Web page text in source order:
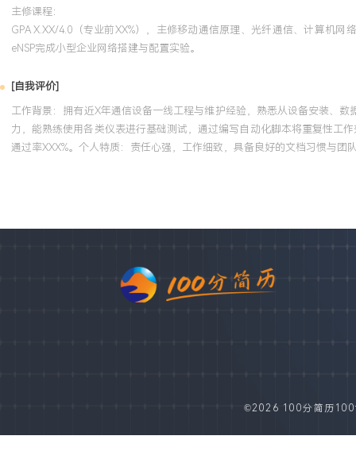
主修课程：
GPA X.XX/4.0（专业前XX%），主修移动通信原理、光纤通信、计算机
eNSP完成小型企业网络搭建与配置实验。
[自我评价]
工作背景：拥有近X年通信设备一线工程与维护经验，熟悉从设备安装、
力，能熟练使用各类仪表进行基础测试，通过编写自动化脚本将重复性工
通过率XXX%。个人特质：责任心强，工作细致，具备良好的文档习惯与
©2026 100分简历